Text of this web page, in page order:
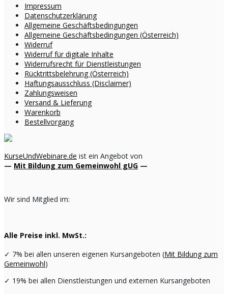
Impressum
Datenschutzerklärung
Allgemeine Geschäftsbedingungen
Allgemeine Geschäftsbedingungen (Österreich)
Widerruf
Widerruf für digitale Inhalte
Widerrufsrecht für Dienstleistungen
Rücktrittsbelehrung (Österreich)
Haftungsausschluss (Disclaimer)
Zahlungsweisen
Versand & Lieferung
Warenkorb
Bestellvorgang
KurseUndWebinare.de ist ein Angebot von
— Mit Bildung zum Gemeinwohl gUG —
Wir sind Mitglied im:
Alle Preise inkl. MwSt.:
✓ 7% bei allen unseren eigenen Kursangeboten (Mit Bildung zum
Gemeinwohl)
✓ 19% bei allen Dienstleistungen und externen Kursangeboten